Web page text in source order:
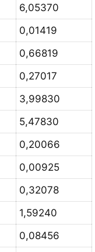
6,05370
0,01419
0,66819
0,27017
3,99830
5,47830
0,20066
0,00925
0,32078
1,59240
0,08456